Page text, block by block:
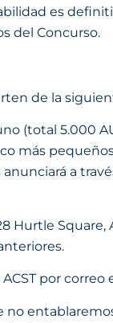
es
del Concurso.
de la
(total 5.000
más
a
Hurtle
por correo